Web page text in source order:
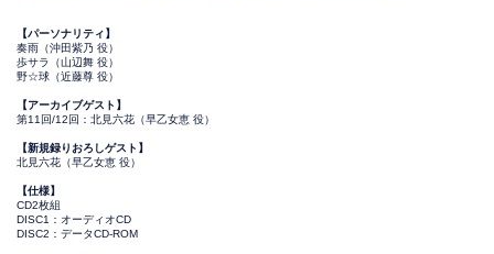
【パーソナリティ】
奏雨（沖田紫乃 役）
歩サラ（山辺舞 役）
野☆球（近藤尊 役）
【アーカイブゲスト】
第11回/12回：北見六花（早乙女恵 役）
【新規録りおろしゲスト】
北見六花（早乙女恵 役）
【仕様】
CD2枚組
DISC1：オーディオCD
DISC2：データCD-ROM